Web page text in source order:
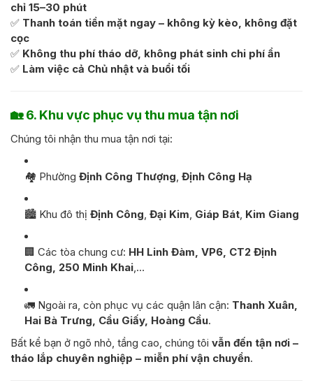
chỉ 15–30 phút
✅ Thanh toán tiền mặt ngay – không kỳ kèo, không đặt
cọc
✅ Không thu phí tháo dỡ, không phát sinh chi phí ẩn
✅ Làm việc cả Chủ nhật và buổi tối
🏡6. Khu vực phục vụ thu mua tận nơi
Chúng tôi nhận thu mua tận nơi tại:
🏘️ Phường Định Công Thượng, Định Công Hạ
🏙️ Khu đô thị Định Công, Đại Kim, Giáp Bát, Kim Giang
🏢 Các tòa chung cư: HH Linh Đàm, VP6, CT2 Định
Công, 250 Minh Khai,…
🚛 Ngoài ra, còn phục vụ các quận lân cận: Thanh Xuân,
Hai Bà Trưng, Cầu Giấy, Hoàng Cầu.
Bất kể bạn ở ngõ nhỏ, tầng cao, chúng tôi vẫn đến tận nơi –
tháo lắp chuyên nghiệp – miễn phí vận chuyển.